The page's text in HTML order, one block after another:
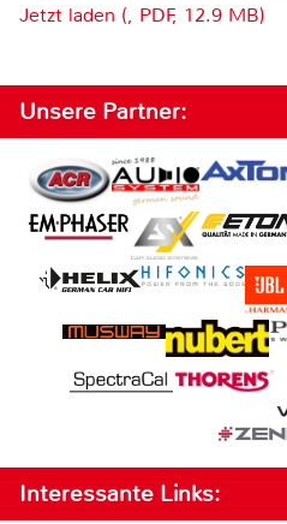
Jetzt laden (, PDF, 12.9 MB)
Unsere Partner:
Interessante Links: